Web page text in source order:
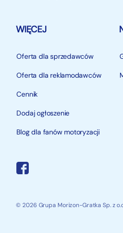
WIĘCEJ
Oferta dla sprzedawców
Oferta dla reklamodawców
Cennik
Dodaj ogłoszenie
Blog dla fanów motoryzacji
© 2026 Grupa Morizon-Gratka Sp. z